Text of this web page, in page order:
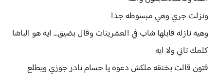
ونزلت جري وهي مبسوطه جدا
وهيه نازله قابلها شاب في العشرينات وقال بضيق… ايه هو الباشا
كلمك تاني ولا ايه
فتون قالت بخنقه ملكش دعوه يا حسام نادر جوزي ويطلع